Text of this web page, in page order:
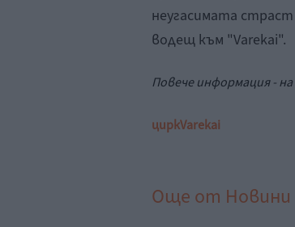
неугасимата
водещ към "Varekai".
Повече информация - на
циркVarekai
Още от Новини